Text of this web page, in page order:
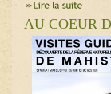
AU COEUR